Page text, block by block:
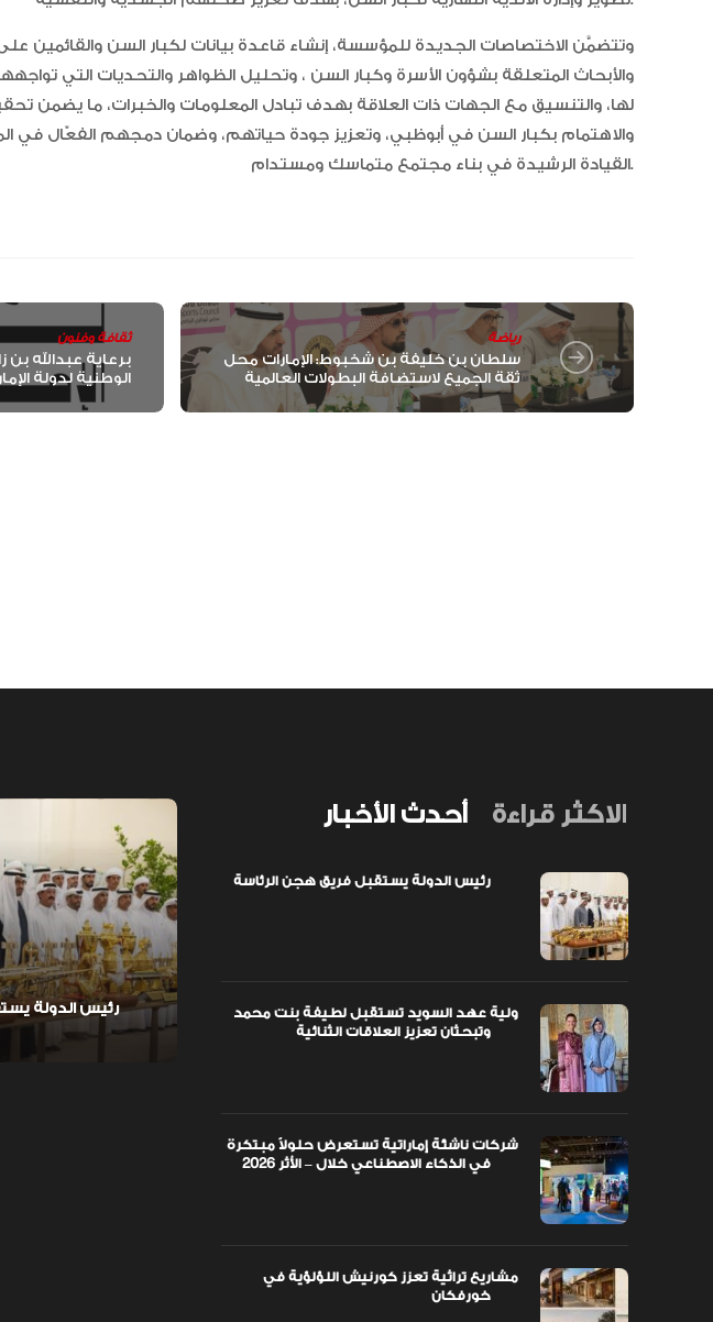
وتتضمَّن الاختصاصات الجديدة للمؤسسة، إنشاء قاعدة بيانات لكبار السن والقائمين على
والأبحاث المتعلقة بشؤون الأسرة وكبار السن ، وتحليل الظواهر والتحديات التي
لها، والتنسيق مع الجهات ذات العلاقة بهدف تبادل المعلومات والخبرات، ما يضمن
والاهتمام بكبار السن في أبوظبي، وتعزيز جودة حياتهم، وضمان دمجهم الفعّال في
القيادة الرشيدة في بناء مجتمع متماسك ومستدام.
ثقافة وفنون
برعاية عبدالله بن
الوطنية لدولة
رياضة
سلطان بن خليفة بن شخبوط: الإمارات محل
ثقة الجميع لاستضافة البطولات العالمية
رئيس الدولة يستقبل فريق هجن الرئاسة
أحدث الأخبار الاكثر قراءة
ولية عهد السويد تستقبل لطيفة بنت محمد
شركات ناشئة إماراتية تستعرض حلولاً مبتكرة
مشاريع تراثية تعزز كورنيش اللؤلؤية في